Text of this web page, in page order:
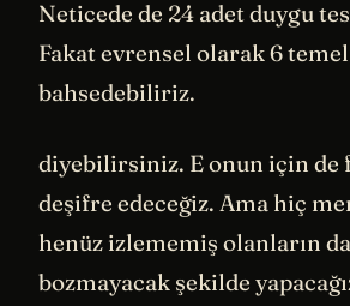
Neticede de 24 adet duygu
Fakat evrensel olarak 6
bahsedebiliriz.
diyebilirsiniz. E onun için
deşifre edeceğiz. Ama hiç
henüz izlememiş olanların
bozmayacak şekilde